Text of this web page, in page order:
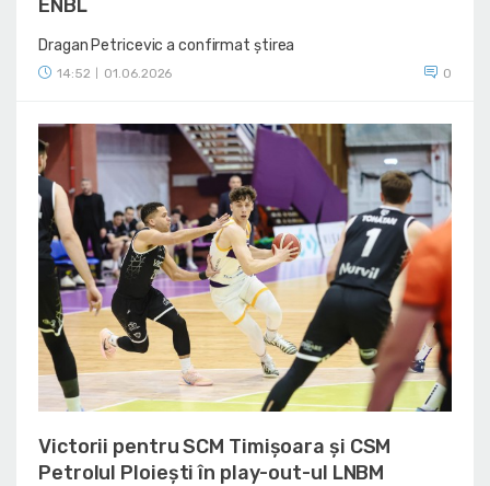
ENBL
Dragan Petricevic a confirmat știrea
14:52 01.06.2026 0
Victorii pentru SCM Timișoara și CSM
Petrolul Ploiești în play-out-ul LNBM